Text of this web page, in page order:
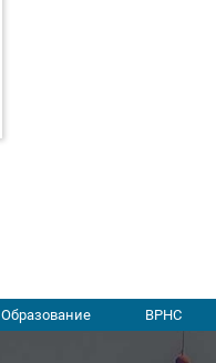
Образование ВРНС